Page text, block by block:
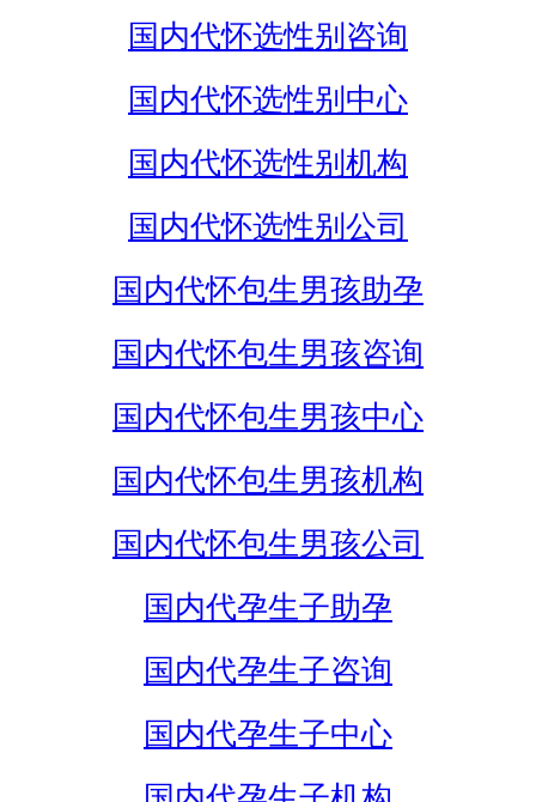
国内代怀选性别咨询
国内代怀选性别中心
国内代怀选性别机构
国内代怀选性别公司
国内代怀包生男孩助孕
国内代怀包生男孩咨询
国内代怀包生男孩中心
国内代怀包生男孩机构
国内代怀包生男孩公司
国内代孕生子助孕
国内代孕生子咨询
国内代孕生子中心